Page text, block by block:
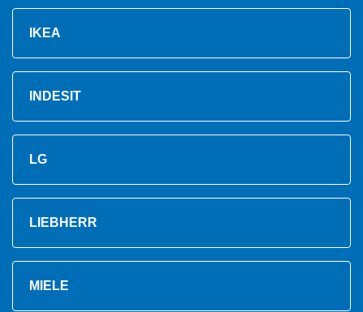
IKEA
INDESIT
LG
LIEBHERR
MIELE